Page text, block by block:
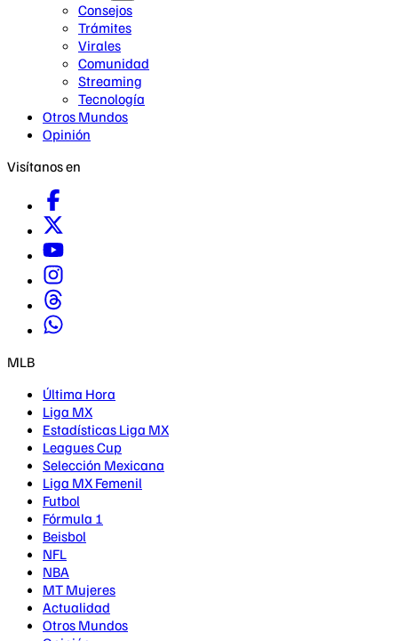
Consejos
Trámites
Virales
Comunidad
Streaming
Tecnología
Otros Mundos
Opinión
Visítanos en
MLB
Última Hora
Liga MX
Estadísticas Liga MX
Leagues Cup
Selección Mexicana
Liga MX Femenil
Futbol
Fórmula 1
Beisbol
NFL
NBA
MT Mujeres
Actualidad
Otros Mundos